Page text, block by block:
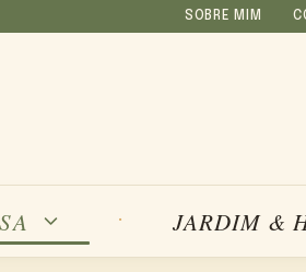
SOBRE MIM
JARDIM &